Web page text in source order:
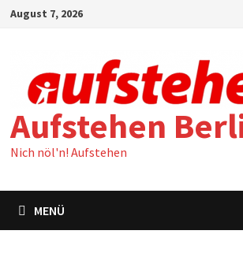
ZumAugust 7, 2026
Aufstehen
Nich nöl'n! Aufstehen
MENÜ